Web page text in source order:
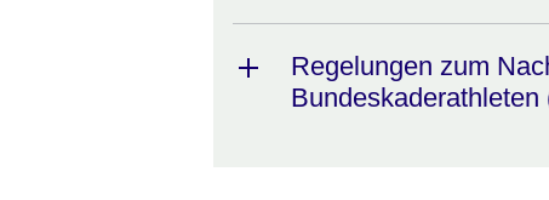
Regelungen zum
Bundeskaderathleten